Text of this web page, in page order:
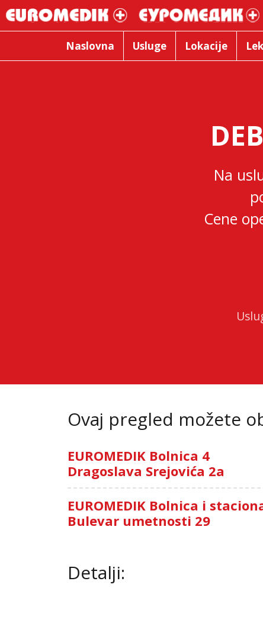
Naslovna Usluge Lokacije
Na
Cene
Ovaj pregled možete
EUROMEDIK Bolnica 4
Dragoslava Srejovića 2a
EUROMEDIK Bolnica i
Bulevar umetnosti 29
Detalji: